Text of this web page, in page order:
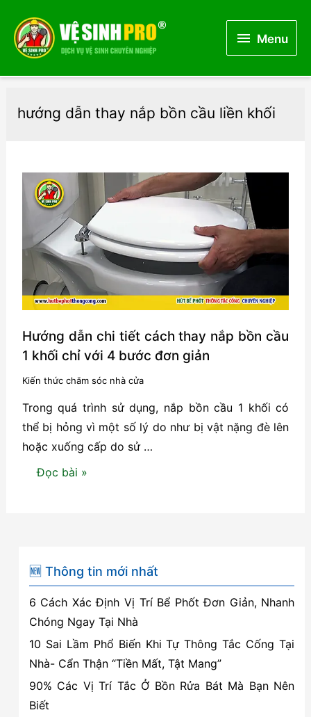
MenuMenu
hướng dẫn thay nắp bồn cầu liền khối
Hướng dẫn chi tiết cách thay nắp bồn cầu
1 khối chỉ với 4 bước đơn giản
Kiến thức chăm sóc nhà cửa
Trong quá trình sử dụng, nắp bồn cầu 1 khối có
thể bị hỏng vì một số lý do như bị vật nặng đè lên
hoặc xuống cấp do sử …
Hướng
thay
nắp
bồn
cầu
1
khối
chỉ
với
Đọc bài »
🆕 Thông tin mới nhất
6 Cách Xác Định Vị Trí Bể Phốt Đơn Giản, Nhanh
Chóng Ngay Tại Nhà
10 Sai Lầm Phổ Biến Khi Tự Thông Tắc Cống Tại
Nhà- Cẩn Thận “Tiền Mất, Tật Mang”
90% Các Vị Trí Tắc Ở Bồn Rửa Bát Mà Bạn Nên
Biết